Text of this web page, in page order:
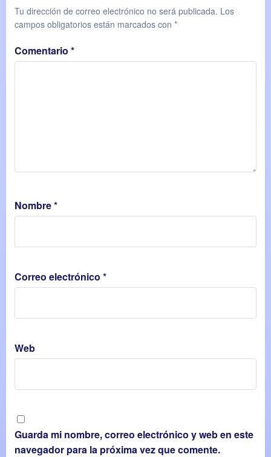
Tu dirección de correo electrónico no será publicada. Los
campos obligatorios están marcados con *
Comentario *
Nombre*
Correo electrónico *
Web
Guarda mi nombre, correo electrónico y web en este
navegador para la próxima vez que comente.